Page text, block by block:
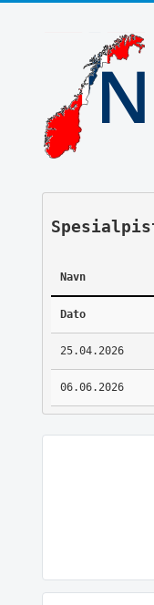
Navn
Dato
25.04.2026
06.06.2026